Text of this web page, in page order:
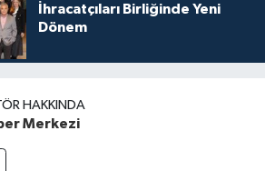
İhracatçıları Birliğinde Yeni
Dönem
HAKKINDA
Merkezi